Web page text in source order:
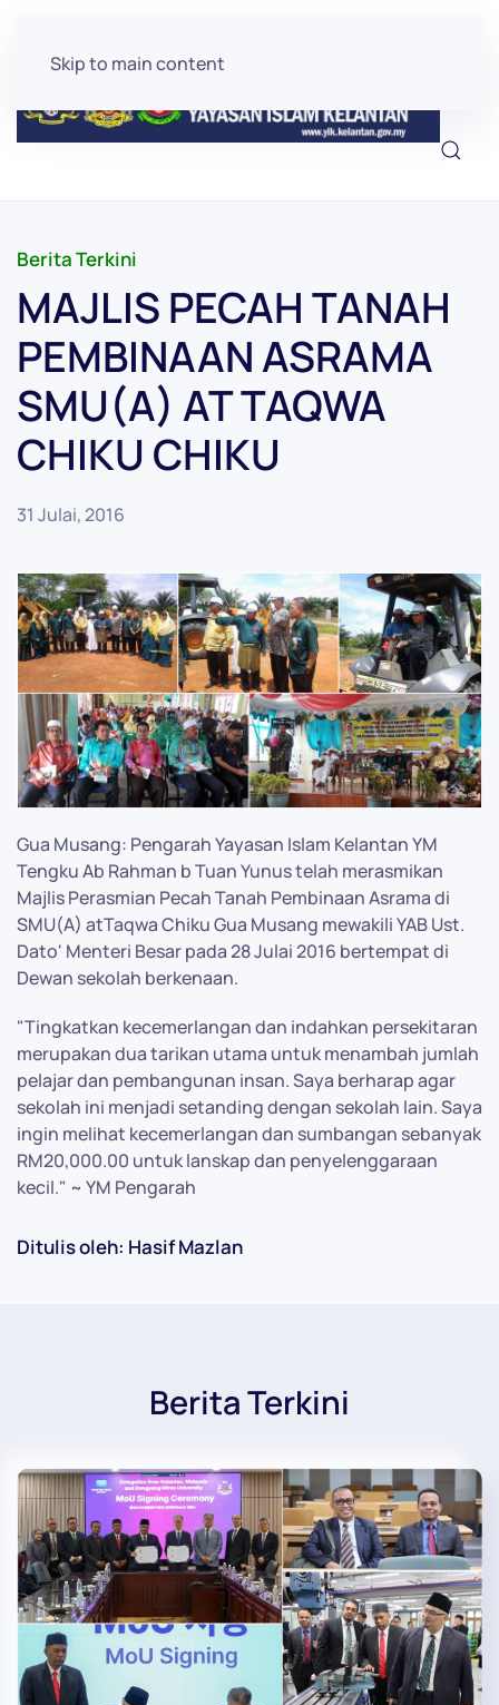
Skip to main content
Berita Terkini
MAJLIS PECAH TANAH
PEMBINAAN ASRAMA
SMU(A) AT TAQWA
CHIKU CHIKU
31 Julai, 2016
Gua Musang: Pengarah Yayasan Islam Kelantan YM
Tengku Ab Rahman b Tuan Yunus telah merasmikan
Majlis Perasmian Pecah Tanah Pembinaan Asrama di
SMU(A) atTaqwa Chiku Gua Musang mewakili YAB Ust.
Dato' Menteri Besar pada 28 Julai 2016 bertempat di
Dewan sekolah berkenaan.
"Tingkatkan kecemerlangan dan indahkan persekitaran
merupakan dua tarikan utama untuk menambah jumlah
pelajar dan pembangunan insan. Saya berharap agar
sekolah ini menjadi setanding dengan sekolah lain. Saya
ingin melihat kecemerlangan dan sumbangan sebanyak
RM20,000.00 untuk lanskap dan penyelenggaraan
kecil." ~ YM Pengarah
Ditulis oleh: Hasif Mazlan
Berita Terkini